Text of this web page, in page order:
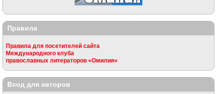
Правила
Правила для посетителей сайта
Международного клуба
православных литераторов «Омилия»
Вход для авторов